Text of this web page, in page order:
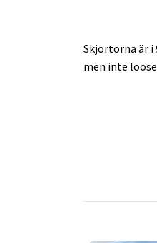
Skjortorna är i
men inte